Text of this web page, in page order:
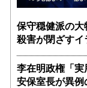
保守穏健派の
殺害が閉ざす
李在明政権「
安保室長が異例